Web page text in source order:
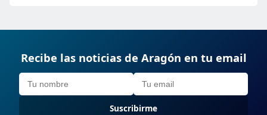
Recibe las noticias de Aragón en tu email
Suscribirme